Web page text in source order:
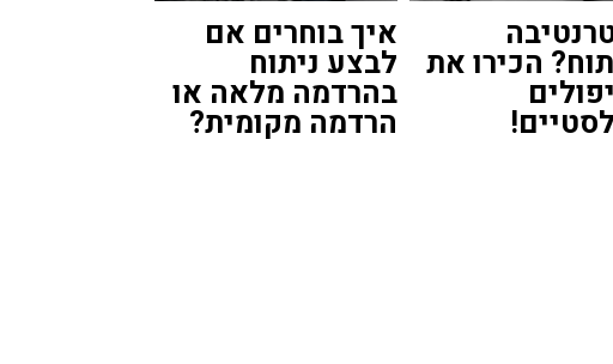
הכירו את
איך בוחרים אם
לבצע ניתוח
בהרדמה מלאה או
הרדמה מקומית?